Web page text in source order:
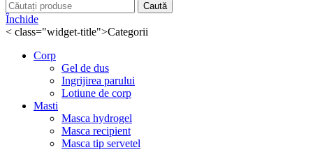
Caută
Închide
< class="widget-title">Categorii
Corp
Gel de dus
Ingrijirea parului
Lotiune de corp
Masti
Masca hydrogel
Masca recipient
Masca tip servetel